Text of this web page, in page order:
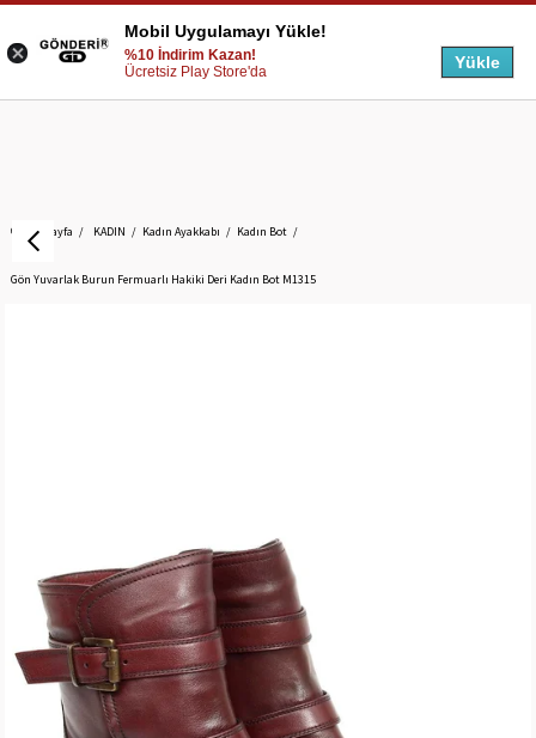
Anasayfa KADIN Kadın Ayakkabı Kadın Bot
Gön Yuvarlak Burun Fermuarlı Hakiki Deri Kadın Bot M1315
Mobil Uygulamayı Yükle!
%10 İndirim Kazan!
Ücretsiz Play Store'da
Yükle